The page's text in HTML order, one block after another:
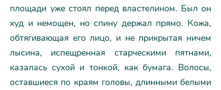
площади уже стоял перед властелином. Был он
худ и немощен, но спину держал прямо. Кожа,
обтягивающая его лицо, и не прикрытая ничем
лысина, испещренная старческими пятнами,
казалась сухой и тонкой, как бумага. Волосы,
оставшиеся по краям головы, длинными белыми